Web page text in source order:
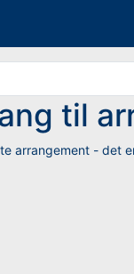
til
arrangement - det